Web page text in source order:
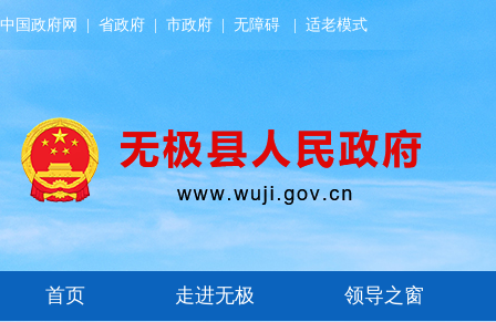
中国政府网 省政府 市政府 无障碍 适老模式